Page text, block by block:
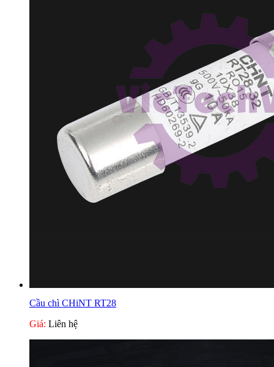
Cầu chì CHiNT RT28
Giá: Liên hệ